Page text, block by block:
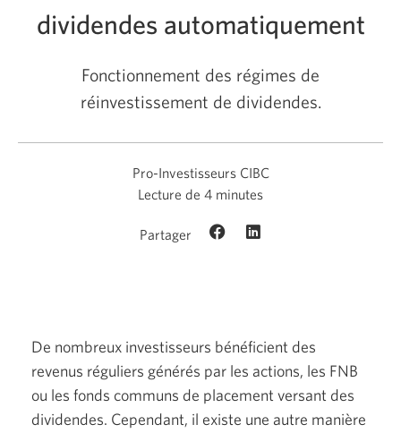
Actions
Comment réinvestir les dividendes
automatiquement
dividendes automatiquement
Fonctionnement des régimes de
réinvestissement de dividendes.
Pro-Investisseurs CIBC
Lecture de 4 minutes
Partager
De nombreux investisseurs bénéficient des
revenus réguliers générés par les actions, les FNB
ou les fonds communs de placement versant des
dividendes. Cependant, il existe une autre manière